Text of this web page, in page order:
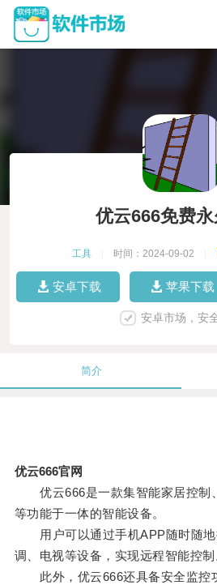
优云666免费
工具 时间：2024-09-02
安卓下载 苹果下载
安卓市场，安
简介
优云666官网
优云666是一款集智能家居控制
等功能于一体的智能设备。
用户可以通过手机APP随时随地
调、电视等设备，实现远程智能控制
此外，优云666还具备安全监控